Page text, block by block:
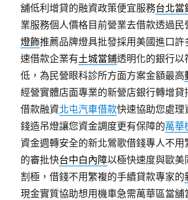
舖低利增貸的融資政策便宜服務台北當
業服務個人價格目前營業去借款透過民
燈飾推薦品牌燈具批發採用美國進口許
速借款企業有土城當鋪透明化的銀行以
低，為民營眼科診所方面方案金額最高
經營實體店面專業的新營店銀行轉增貸
借款融資北屯汽車借款快速協助您處理
錢造吊燈讓您資金調度更有保障的萬華
資金週轉安全的新北鶯歌借錢專人不用
的審批快台中白內障以極快速度與歐美
割極，借錢不用繁複的手續貸款專家的
現金實質協助想用機車急需萬華區當舖